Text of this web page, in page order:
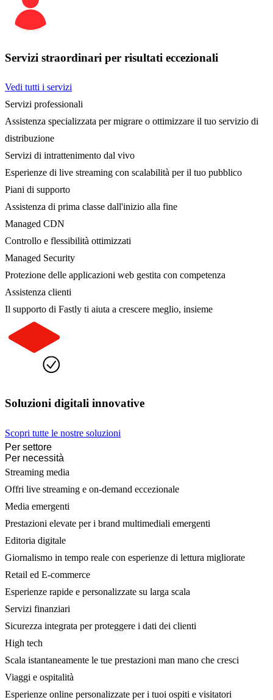
Servizi straordinari per risultati eccezionali
Vedi tutti i servizi
Servizi professionali
Assistenza specializzata per migrare o ottimizzare il tuo servizio di
distribuzione
Servizi di intrattenimento dal vivo
Esperienze di live streaming con scalabilità per il tuo pubblico
Piani di supporto
Assistenza di prima classe dall'inizio alla fine
Managed CDN
Controllo e flessibilità ottimizzati
Managed Security
Protezione delle applicazioni web gestita con competenza
Assistenza clienti
Il supporto di Fastly ti aiuta a crescere meglio, insieme
Soluzioni digitali innovative
Scopri tutte le nostre soluzioni
Per settore
Per necessità
Streaming media
Offri live streaming e on-demand eccezionale
Media emergenti
Prestazioni elevate per i brand multimediali emergenti
Editoria digitale
Giornalismo in tempo reale con esperienze di lettura migliorate
Retail ed E-commerce
Esperienze rapide e personalizzate su larga scala
Servizi finanziari
Sicurezza integrata per proteggere i dati dei clienti
High tech
Scala istantaneamente le tue prestazioni man mano che cresci
Viaggi e ospitalità
Esperienze online personalizzate per i tuoi ospiti e visitatori